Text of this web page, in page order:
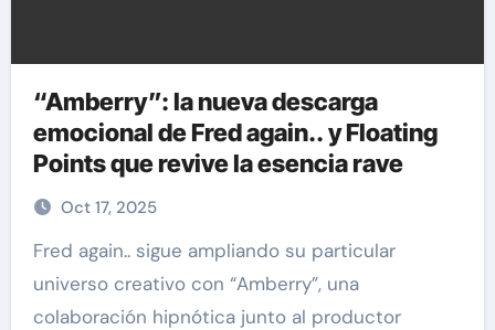
“Amberry”: la nueva descarga
emocional de Fred again.. y Floating
Points que revive la esencia rave
Oct 17, 2025
Fred again.. sigue ampliando su particular
universo creativo con “Amberry”, una
colaboración hipnótica junto al productor